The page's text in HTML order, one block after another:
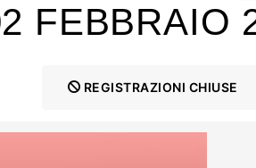
FEBBRAIO
REGISTRAZIONI CHIUSE